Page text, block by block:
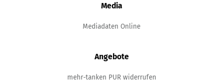
Media
Mediadaten Online
Angebote
mehr-tanken PUR widerrufen